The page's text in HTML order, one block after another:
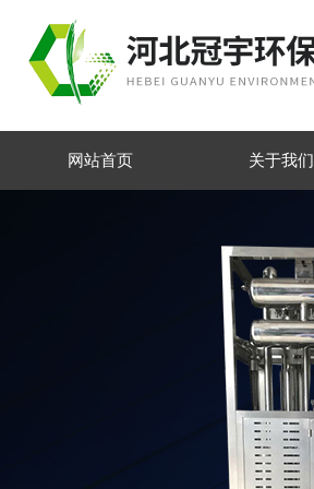
网站首页 关于我们